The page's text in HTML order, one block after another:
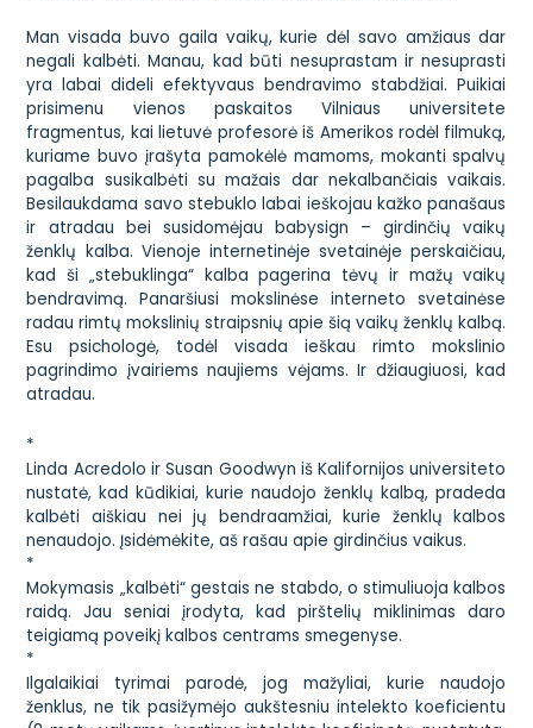
Man visada buvo gaila vaikų, kurie dėl savo amžiaus dar
negali kalbėti. Manau, kad būti nesuprastam ir nesuprasti
yra labai dideli efektyvaus bendravimo stabdžiai. Puikiai
prisimenu vienos paskaitos Vilniaus universitete
fragmentus, kai lietuvė profesorė iš Amerikos rodėl filmuką,
kuriame buvo įrašyta pamokėlė mamoms, mokanti spalvų
pagalba susikalbėti su mažais dar nekalbančiais vaikais.
Besilaukdama savo stebuklo labai ieškojau kažko panašaus
ir atradau bei susidomėjau babysign – girdinčių vaikų
ženklų kalba. Vienoje internetinėje svetainėje perskaičiau,
kad ši „stebuklinga“ kalba pagerina tėvų ir mažų vaikų
bendravimą. Panaršiusi mokslinėse interneto svetainėse
radau rimtų mokslinių straipsnių apie šią vaikų ženklų kalbą.
Esu psichologė, todėl visada ieškau rimto mokslinio
pagrindimo įvairiems naujiems vėjams. Ir džiaugiuosi, kad
atradau.
*
Linda Acredolo ir Susan Goodwyn iš Kalifornijos universiteto
nustatė, kad kūdikiai, kurie naudojo ženklų kalbą, pradeda
kalbėti aiškiau nei jų bendraamžiai, kurie ženklų kalbos
nenaudojo. Įsidėmėkite, aš rašau apie girdinčius vaikus.
*
Mokymasis „kalbėti“ gestais ne stabdo, o stimuliuoja kalbos
raidą. Jau seniai įrodyta, kad pirštelių miklinimas daro
teigiamą poveikį kalbos centrams smegenyse.
*
Ilgalaikiai tyrimai parodė, jog mažyliai, kurie naudojo
ženklus, ne tik pasižymėjo aukštesniu intelekto koeficientu